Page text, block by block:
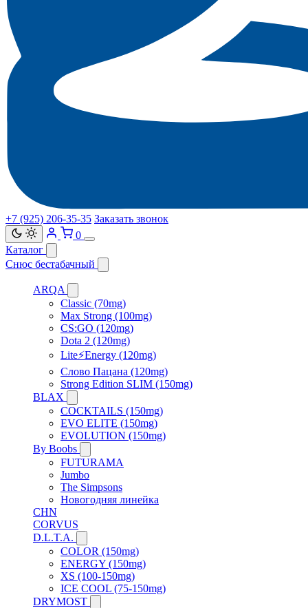
+7 (925) 206‑35‑35 Заказать звонок
0
Каталог
Снюс бестабачный
ARQA
Classic (70mg)
Max Strong (100mg)
CS:GO (120mg)
Dota 2 (120mg)
Lite⚡Energy (120mg)
Слово Пацана (120mg)
Strong Edition SLIM (150mg)
BLAX
COCKTAILS (150mg)
EVO ELITE (150mg)
EVOLUTION (150mg)
By Boobs
FUTURAMA
Jumbo
The Simpsons
Новогодняя линейка
CHN
CORVUS
D.L.T.A.
COLOR (150mg)
ENERGY (150mg)
XS (100-150mg)
ICE COOL (75-150mg)
DRYMOST